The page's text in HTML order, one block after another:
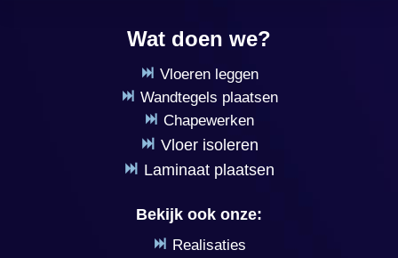
Wat doen we?
Vloeren leggen
Wandtegels plaatsen
Chapewerken
Vloer isoleren
Laminaat plaatsen
Bekijk ook onze:
Realisaties